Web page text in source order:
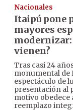
Nacionales
Itaipú pone
mayores
modernizar:
vienen?
Tras casi 24
monumental de
espectáculo de
presentación al
motivo obedece
reemplazo